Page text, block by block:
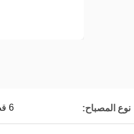
نوع المصباح: 6 قطعة * 0.5 واط 5730 SMD LED